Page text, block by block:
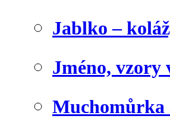
Jablko –
Jméno, vzory
Muchomůrka